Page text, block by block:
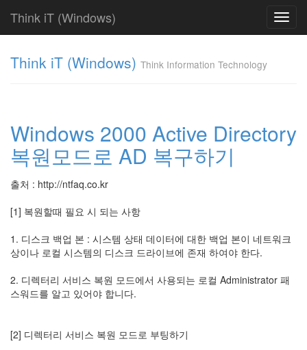
Think iT (Windows)
Think iT (Windows) Think Information Technology
Windows 2000 Active Directory
복원모드로 AD 복구하기
출처 : http://ntfaq.co.kr
[1] 복원할때 필요 시 되는 사항
1. 디스크 백업 본 : 시스템 상태 데이터에 대한 백업 본이 네트워크
상이나 로컬 시스템의 디스크 드라이브에 존재 하여야 한다.
2. 디렉터리 서비스 복원 모드에서 사용되는 로컬 Administrator 패
스워드를 알고 있어야 합니다.
[2] 디렉터리 서비스 복원 모드로 부팅하기
FAQ
186
Web
19
6.0
IIS
5.0
IIS
4.0
Server